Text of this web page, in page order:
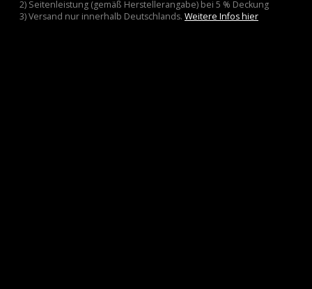
2) Seitenleistung (gemäß Herstellerangabe) bei 5 % Deckung
3) Versand nur innerhalb Deutschlands. Weitere Infos hier